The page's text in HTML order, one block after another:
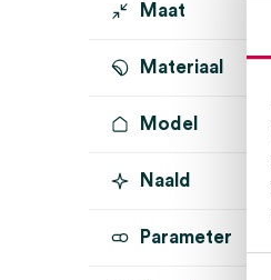
Maat
Materiaal
Model
Naald
Parameter